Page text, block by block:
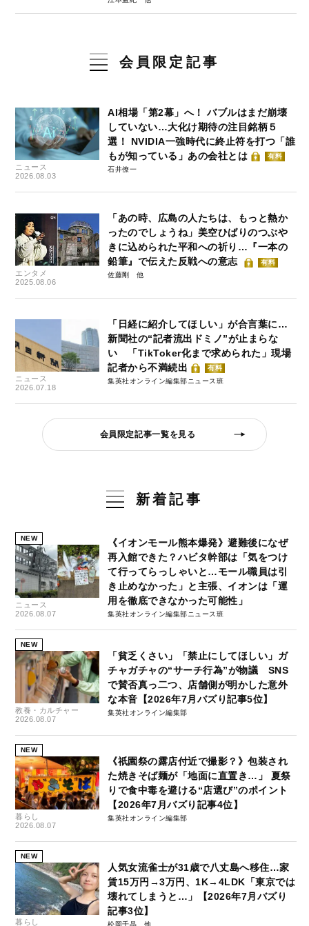
会員限定記事
ニュース
2026.08.03
AI相場「第2幕」へ！ バブルはまだ崩壊
していない…大化け期待の注目銘柄５
選！ NVIDIA一強時代に終止符を打つ「誰
もが知っている」あの会社とは
有料
石井僚一
エンタメ
2025.08.06
「あの時、広島の人たちは、もっと熱か
ったのでしょうね」美空ひばりのつぶや
きに込められた平和への祈り…『一本の
鉛筆』で伝えた反戦への意志
有料
佐藤剛
ニュース
2026.07.18
「日経に紹介してほしい」が合言葉に…
新聞社の“記者流出ドミノ”が止まらな
い 「TikToker化まで求められた」現場
記者から不満続出
有料
集英社オンライン編集部ニュース班
会員限定記事一覧を見る
新着記事
NEW
ニュース
2026.08.07
《イオンモール熊本爆発》避難後になぜ
再入館できた？ハビタ幹部は「気をつけ
て行ってらっしゃいと…モール職員は引
き止めなかった」と主張、イオンは「運
用を徹底できなかった可能性」
集英社オンライン編集部ニュース班
NEW
教養・カルチャー
2026.08.07
「貧乏くさい」「禁止にしてほしい」ガ
チャガチャの“サーチ行為”が物議 SNS
で賛否真っ二つ、店舗側が明かした意外
な本音【2026年7月バズり記事5位】
集英社オンライン編集部
NEW
暮らし
2026.08.07
《祇園祭の露店付近で撮影？》包装され
た焼きそば麺が「地面に直置き…」 夏祭
りで食中毒を避ける“店選び”のポイント
【2026年7月バズり記事4位】
集英社オンライン編集部
NEW
暮らし
人気女流雀士が31歳で八丈島へ移住…家
賃15万円→3万円、1K→4LDK「東京では
壊れてしまうと…」【2026年7月バズり
記事3位】
松岡千晶